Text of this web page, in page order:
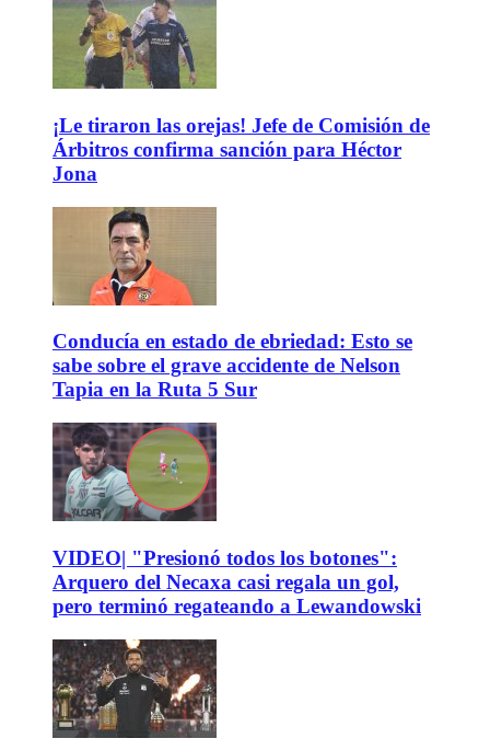
¡Le tiraron las orejas! Jefe de Comisión de
Árbitros confirma sanción para Héctor
Jona
Conducía en estado de ebriedad: Esto se
sabe sobre el grave accidente de Nelson
Tapia en la Ruta 5 Sur
VIDEO| "Presionó todos los botones":
Arquero del Necaxa casi regala un gol,
pero terminó regateando a Lewandowski